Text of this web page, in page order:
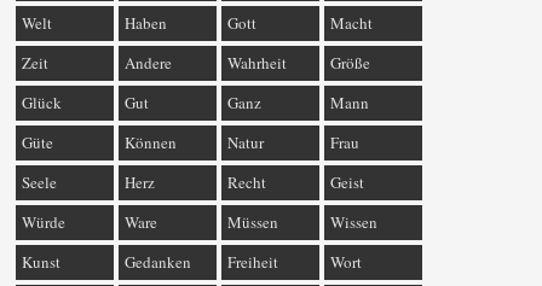
Welt
Haben Gott
Macht
Zeit
Andere Wahrheit
Größe
Glück
Gut Ganz
Mann
Güte
Können Natur
Frau
Seele
Herz Recht
Geist
Würde
Ware Müssen
Wissen
Kunst
Gedanken Freiheit
Wort